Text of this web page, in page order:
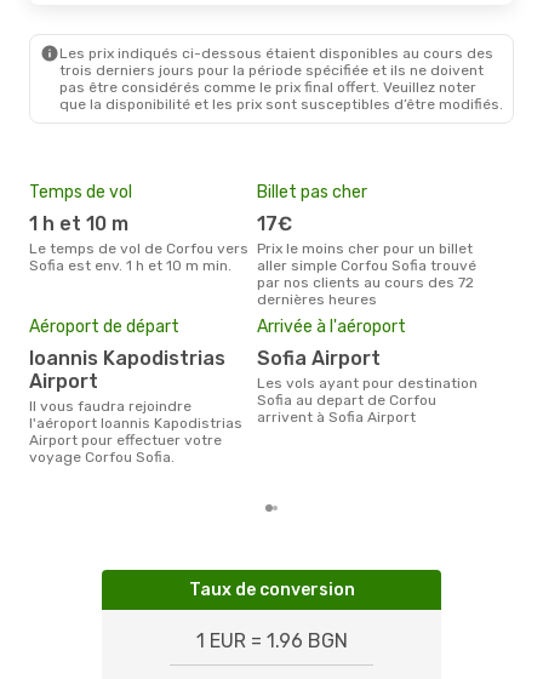
Les prix indiqués ci-dessous étaient disponibles au cours des
trois derniers jours pour la période spécifiée et ils ne doivent
pas être considérés comme le prix final offert. Veuillez noter
que la disponibilité et les prix sont susceptibles d’être modifiés.
Temps de vol
1 h et 10 m
Le temps de vol de Corfou vers
Sofia est env. 1 h et 10 m min.
Billet pas cher
17€
Prix le moins cher pour un billet
aller simple Corfou Sofia trouvé
par nos clients au cours des 72
dernières heures
Aéroport de départ
Airport
Il vous faudra rejoindre
l'aéroport Ioannis Kapodistrias
Airport pour effectuer votre
voyage Corfou Sofia.
Arrivée à l'aéroport
Sofia Airport
Les vols ayant pour destination
Sofia au depart de Corfou
arrivent à Sofia Airport
Taux de conversion
1 EUR = 1.96 BGN